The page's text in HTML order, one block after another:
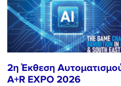
2η Έκθεση
A+R EXPO 2026